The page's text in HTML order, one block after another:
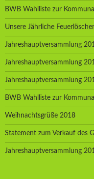
BWB Wahlliste zur
Unsere Jährliche
Jahreshauptversammlung
Jahreshauptversammlung
Jahreshauptversammlung
BWB Wahlliste zur
Weihnachtsgrüße 2018
Statement zum Verkauf des
Jahreshauptversammlung